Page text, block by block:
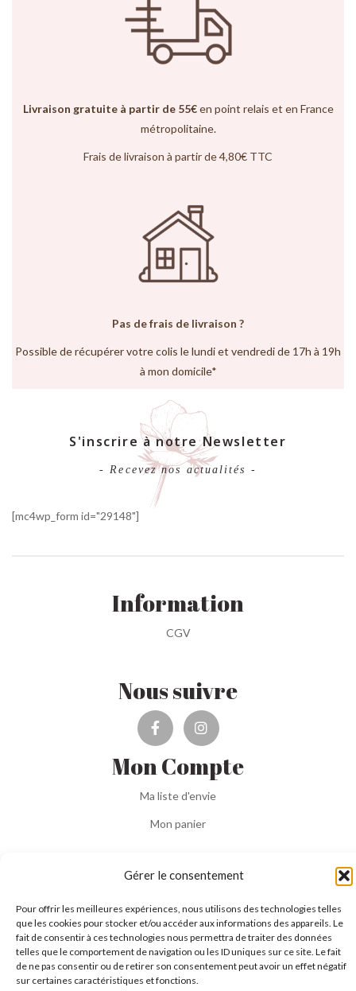
Gérer le consentement
Pour offrir les meilleures expériences, nous utilisons des technologies telles
que les cookies pour stocker et/ou accéder aux informations des appareils. Le
fait de consentir à ces technologies nous permettra de traiter des données
telles que le comportement de navigation ou les ID uniques sur ce site. Le fait
de ne pas consentir ou de retirer son consentement peut avoir un effet négatif
sur certaines caractéristiques et fonctions.
Livraison gratuite à partir de 55€en point relais et en France
métropolitaine.
Frais de livraison à partir de 4,80€ TTC
Pas de frais de livraison ?
Possible de récupérer votre colis le lundi et vendredi de 17h à 19h
à mon domicile*
S'inscrire à notre Newsletter
- Recevez nos actualités -
[mc4wp_form id="29148"]
Information
CGV
Nous suivre
Mon Compte
Ma liste d'envie
Mon panier
6 chemin des Garennes–31260 TOUILLE